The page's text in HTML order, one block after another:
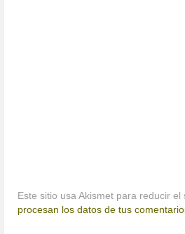
Este sitio usa Akismet para reducir
procesan los datos de tus